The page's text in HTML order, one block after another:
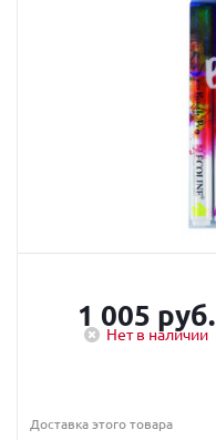
1 005 руб.
Нет в наличии
Доставка этого товара